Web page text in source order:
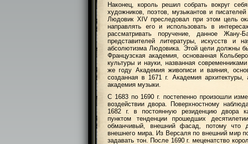
Наконец, король решил собрать вокруг
художников, поэтов, музыкантов и
Людовик XIV преследовал при этом цель
направлять его и использовать в
рассматривать поручение, данное Жану-
представителей литературы, искусств и
абсолютизма Людовика. Этой цели должны
Французская академия, основанная
культуры и науки, названная
же году Академия живописи и ваяния,
созданная в 1671 г. Академия
академия музыки.
С 1683 по 1690 г. постепенно произошли
воздействии двора. Поверхностному
1682 г. в постоянную резиденцию двора
пунктом тенденции прошедших
обманчивый, внешний фасад, потому что
внешнего мира. Из Версаля по внешний мир
задавать тон. После 1690 г. меценатство